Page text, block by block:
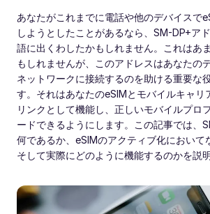
あなたがこれまでに電話や他のデバイスで
しようとしたことがあるなら、SM-DP+ア
語に出くわしたかもしれません。これはあ
もしれませんが、このアドレスはあなたの
ネットワークに接続するのを助ける重要な
す。それはあなたのeSIMとモバイルキャリ
リンクとして機能し、正しいモバイルプロ
ードできるようにします。この記事では、
何であるか、eSIMのアクティブ化において
そして実際にどのように機能するのかを説明